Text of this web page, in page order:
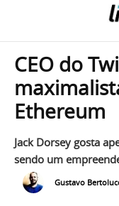
CEO do
Ethereum
Jack Dorsey gosta
sendo um
Gustavo